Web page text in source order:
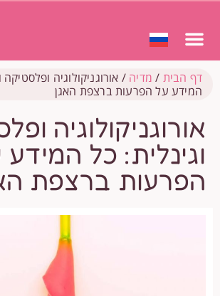
דף הבית / מדיה / אורוגניקולוגיה ופלסטיקה
המידע על הפרעות ברצפת האגן
אורוגניקולוגיה
וגינלית: כל
הפרעות ברצפת